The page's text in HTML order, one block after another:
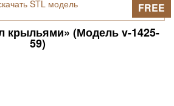
крыльями» (Модель v-1425-
59)
FREE